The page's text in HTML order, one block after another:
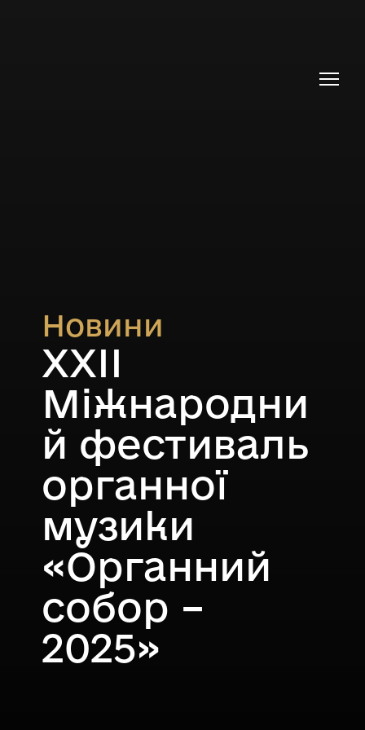
Новини
ХХІІ
Міжнародни
й фестиваль
органної
музики
«Органний
собор –
2025»